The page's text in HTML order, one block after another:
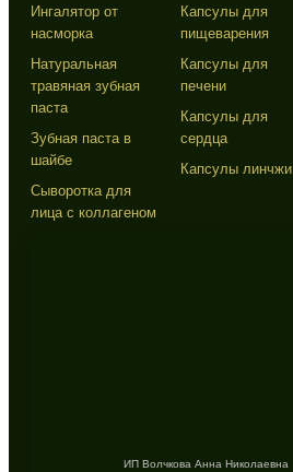
Ингалятор от
насморка
Натуральная
травяная зубная
паста
Зубная паста в
шайбе
Сыворотка для
лица с коллагеном
Капсулы для
пищеварения
Капсулы для
печени
Капсулы для
сердца
Капсулы линчжи
ИП Волчкова Анна Николаевна